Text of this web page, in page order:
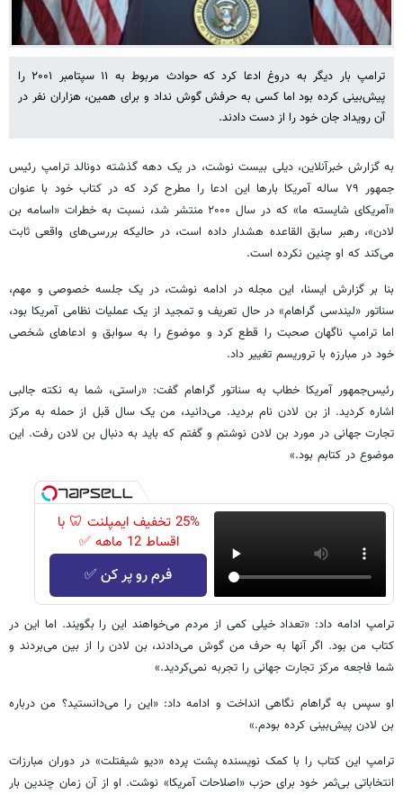
ترامپ بار دیگر به دروغ ادعا کرد که حوادث مربوط به ۱۱ سپتامبر ۲۰۰۱ را
پیش‌بینی کرده بود اما کسی به حرفش گوش نداد و برای همین، هزاران نفر در
آن رویداد جان خود را از دست دادند.
به گزارش خبرآنلاین، دیلی بیست نوشت، در یک دهه گذشته دونالد ترامپ رئیس
جمهور ۷۹ ساله آمریکا بارها این ادعا را مطرح کرد که در کتاب خود با عنوان
«آمریکای شایسته ما» که در سال ۲۰۰۰ منتشر شد، نسبت به خطرات «اسامه بن
لادن»، رهبر سابق القاعده هشدار داده است، در حالیکه بررسی‌های واقعی ثابت
می‌کند که او چنین نکرده است.
بنا بر گزارش ایسنا، این مجله در ادامه نوشت، در یک جلسه خصوصی و مهم،
سناتور «لیندسی گراهام» در حال تعریف و تمجید از یک عملیات نظامی آمریکا بود،
اما ترامپ ناگهان صحبت را قطع کرد و موضوع را به سوابق و ادعاهای شخصی
خود در مبارزه با تروریسم تغییر داد.
رئیس‌جمهور آمریکا خطاب به سناتور گراهام گفت: «راستی، شما به نکته جالبی
اشاره کردید. از بن لادن نام بردید. می‌دانید، من یک سال قبل از حمله به مرکز
تجارت جهانی در مورد بن لادن نوشتم و گفتم که باید به دنبال بن لادن رفت. این
موضوع در کتابم بود.»
25% تخفیف ایمپلنت 🦷 با
اقساط 12 ماهه ✅
فرم رو پر کن ✅
ترامپ ادامه داد: «تعداد خیلی کمی از مردم می‌خواهند این را بگویند. اما این در
کتاب من بود. اگر آنها به حرف من گوش می‌دادند، بن لادن را از بین می‌بردند و
شما فاجعه مرکز تجارت جهانی را تجربه نمی‌کردید.»
او سپس به گراهام نگاهی انداخت و ادامه داد: «این را می‌دانستید؟ من درباره
بن لادن پیش‌بینی کرده بودم.»
ترامپ این کتاب را با کمک نویسنده‌ پشت پرده «دیو شیفتلت» در دوران مبارزات
انتخاباتی بی‌ثمر خود برای حزب «اصلاحات آمریکا» نوشت. او از آن زمان چندین بار